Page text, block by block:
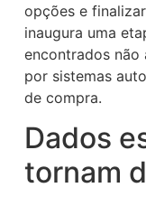
opções e
inaugura uma
encontrados não
por sistemas
de compra.
Dados
tornam